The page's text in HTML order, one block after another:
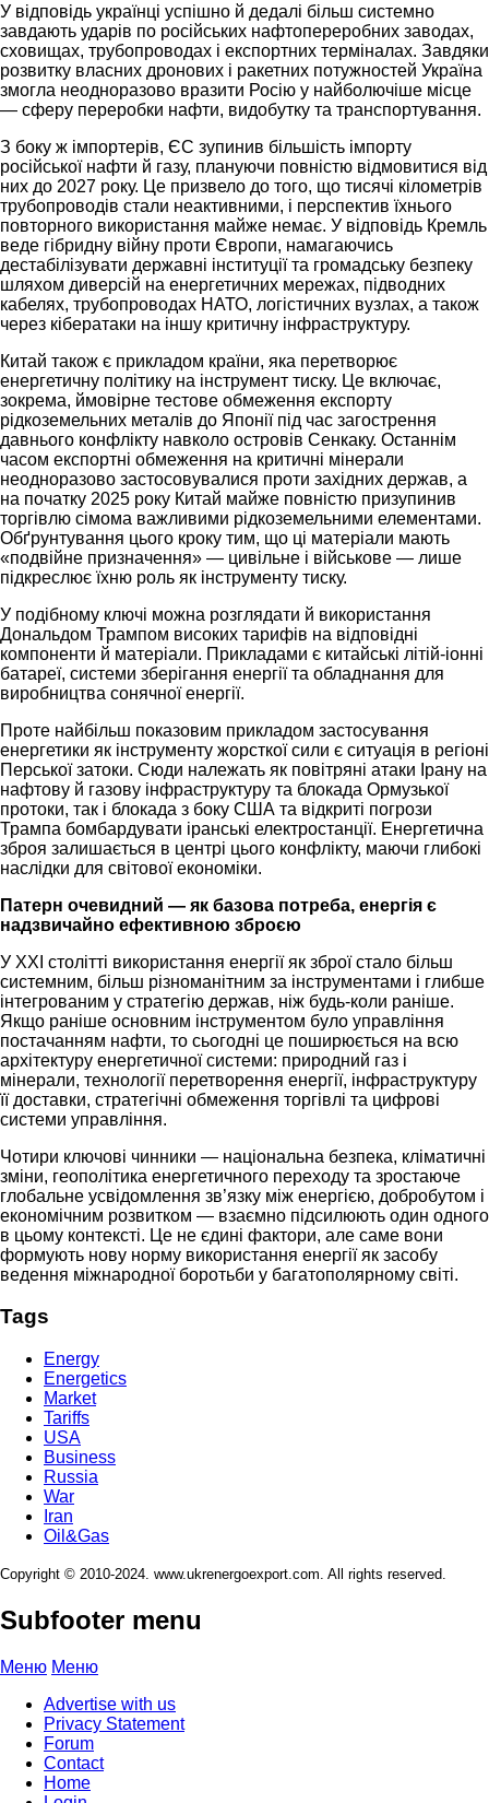
У відповідь українці успішно й дедалі більш системно
завдають ударів по російських нафтопереробних заводах,
сховищах, трубопроводах і експортних терміналах. Завдяки
розвитку власних дронових і ракетних потужностей Україна
змогла неодноразово вразити Росію у найболючіше місце
— сферу переробки нафти, видобутку та транспортування.
З боку ж імпортерів, ЄС зупинив більшість імпорту
російської нафти й газу, плануючи повністю відмовитися від
них до 2027 року. Це призвело до того, що тисячі кілометрів
трубопроводів стали неактивними, і перспектив їхнього
повторного використання майже немає. У відповідь Кремль
веде гібридну війну проти Європи, намагаючись
дестабілізувати державні інституції та громадську безпеку
шляхом диверсій на енергетичних мережах, підводних
кабелях, трубопроводах НАТО, логістичних вузлах, а також
через кібератаки на іншу критичну інфраструктуру.
Китай також є прикладом країни, яка перетворює
енергетичну політику на інструмент тиску. Це включає,
зокрема, ймовірне тестове обмеження експорту
рідкоземельних металів до Японії під час загострення
давнього конфлікту навколо островів Сенкаку. Останнім
часом експортні обмеження на критичні мінерали
неодноразово застосовувалися проти західних держав, а
на початку 2025 року Китай майже повністю призупинив
торгівлю сімома важливими рідкоземельними елементами.
Обґрунтування цього кроку тим, що ці матеріали мають
«подвійне призначення» — цивільне і військове — лише
підкреслює їхню роль як інструменту тиску.
У подібному ключі можна розглядати й використання
Дональдом Трампом високих тарифів на відповідні
компоненти й матеріали. Прикладами є китайські літій-іонні
батареї, системи зберігання енергії та обладнання для
виробництва сонячної енергії.
Проте найбільш показовим прикладом застосування
енергетики як інструменту жорсткої сили є ситуація в регіоні
Перської затоки. Сюди належать як повітряні атаки Ірану на
нафтову й газову інфраструктуру та блокада Ормузької
протоки, так і блокада з боку США та відкриті погрози
Трампа бомбардувати іранські електростанції. Енергетична
зброя залишається в центрі цього конфлікту, маючи глибокі
наслідки для світової економіки.
Патерн очевидний — як базова потреба, енергія є
надзвичайно ефективною зброєю
У XXI столітті використання енергії як зброї стало більш
системним, більш різноманітним за інструментами і глибше
інтегрованим у стратегію держав, ніж будь-коли раніше.
Якщо раніше основним інструментом було управління
постачанням нафти, то сьогодні це поширюється на всю
архітектуру енергетичної системи: природний газ і
мінерали, технології перетворення енергії, інфраструктуру
її доставки, стратегічні обмеження торгівлі та цифрові
системи управління.
Чотири ключові чинники — національна безпека, кліматичні
зміни, геополітика енергетичного переходу та зростаюче
глобальне усвідомлення зв’язку між енергією, добробутом і
економічним розвитком — взаємно підсилюють один одного
в цьому контексті. Це не єдині фактори, але саме вони
формують нову норму використання енергії як засобу
ведення міжнародної боротьби у багатополярному світі.
Tags
Energy
Energetics
Market
Tariffs
USA
Business
Russia
War
Iran
Oil&Gas
Copyright © 2010-2024. www.ukrenergoexport.com. All rights reserved.
Subfooter menu
Меню Меню
Advertise with us
Privacy Statement
Forum
Contact
Home